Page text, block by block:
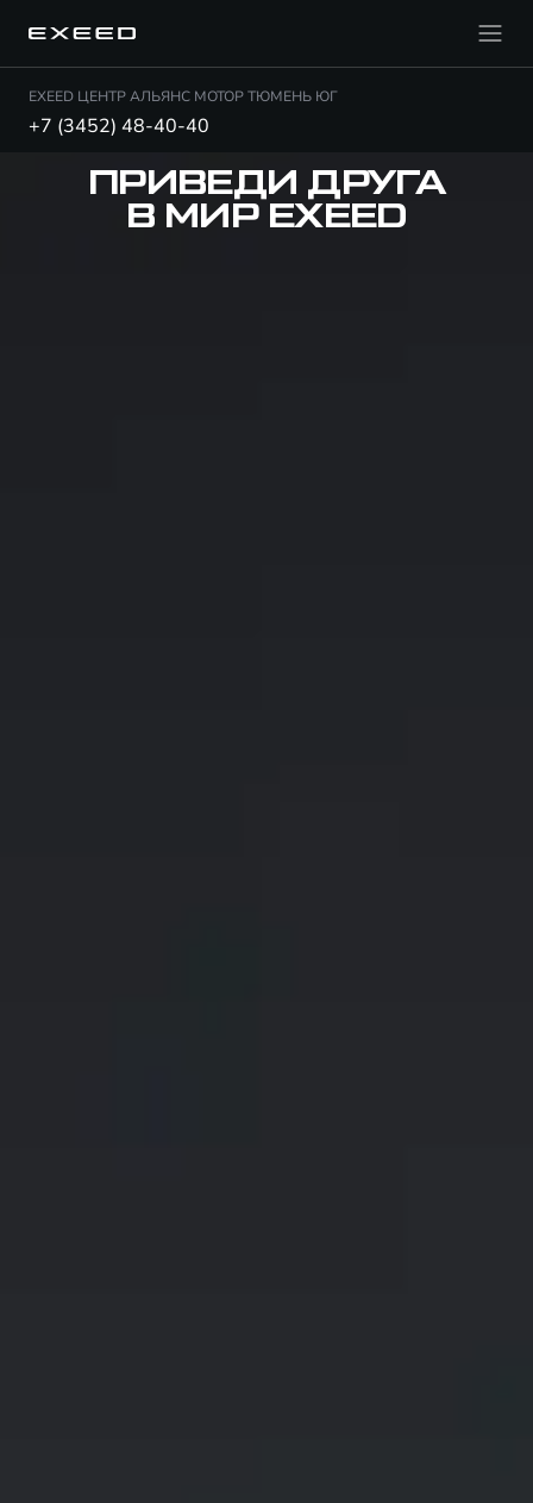
EXEED ЦЕНТР АЛЬЯНС МОТОР ТЮМЕНЬ ЮГ
+7 (3452) 48-40-40
ПРИВЕДИ ДРУГА
В МИР EXEED